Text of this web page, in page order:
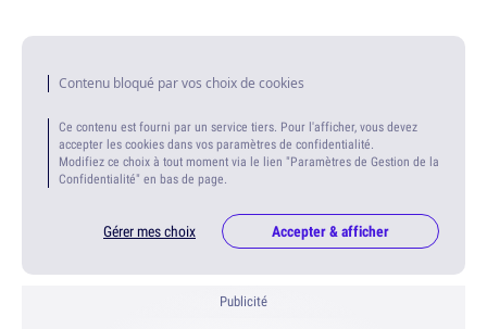
Contenu bloqué par vos choix de cookies
Ce contenu est fourni par un service tiers. Pour l'afficher, vous devez
accepter les cookies dans vos paramètres de confidentialité.
Modifiez ce choix à tout moment via le lien "Paramètres de Gestion de la
Confidentialité" en bas de page.
Gérer mes choix Accepter & afficher
Publicité